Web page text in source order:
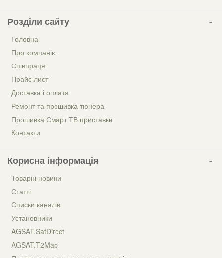
Розділи сайту
Головна
Про компанію
Співпраця
Прайс лист
Доставка і оплата
Ремонт та прошивка тюнера
Прошивка Смарт ТВ приставки
Контакти
Корисна інформація
Товарні новини
Статті
Списки каналів
Установники
AGSAT.SatDirect
AGSAT.T2Map